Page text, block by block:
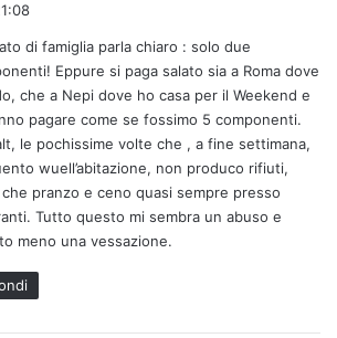
e
t
t
o
:
di famiglia parla chiaro : solo due
Eppure si paga salato sia a Roma dove
che a Nepi dove ho casa per il Weekend e
pagare come se fossimo 5 componenti.
le pochissime volte che , a fine settimana,
wuell’abitazione, non produco rifiuti,
pranzo e ceno quasi sempre presso
Tutto questo mi sembra un abuso e
meno una vessazione.